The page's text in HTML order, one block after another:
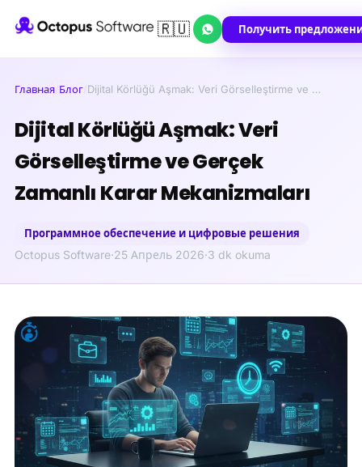
🇷🇺 Получить
Главная/Блог/Dijital Körlüğü Aşmak: Veri Görselleştirme ve …
Dijital Körlüğü Aşmak: Veri
Görselleştirme ve Gerçek
Zamanlı Karar Mekanizmaları
Программное обеспечение и цифровые решения
Octopus Software·25 Апрель 2026·3 dk okuma